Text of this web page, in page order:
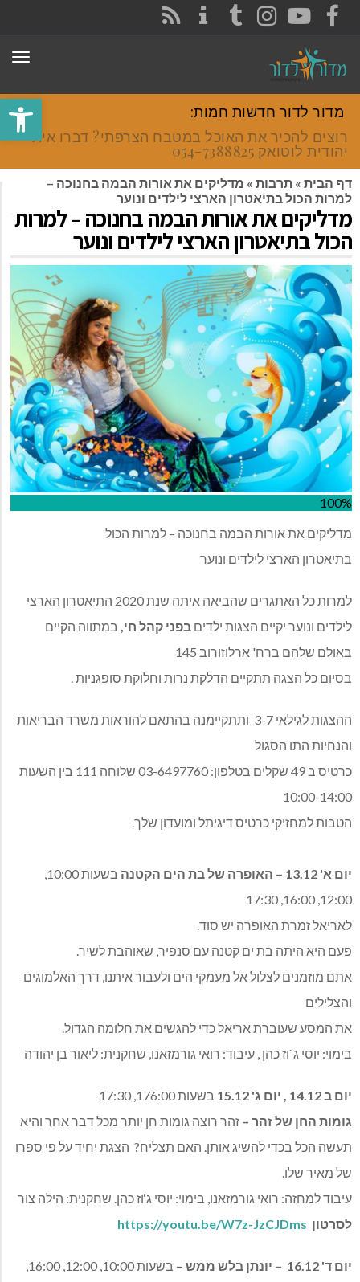
פתח
FACEBOOK
YOUTUBE
INSTAGRAM
TUMBLR
מדור לדור חדשות חמות:
רוצים להכיר את האוכל במטבח הצרפתי? דברו איתי
יהודית לוטואק 054-7388825.
דף הבית » תרבות » מדליקים את אורות הבמה בחנוכה –
למרות הכול בתיאטרון הארצי לילדים ונוער
מדליקים את אורות הבמה בחנוכה – למרות
הכול בתיאטרון הארצי לילדים ונוער
100%
מדליקים את אורות הבמה בחנוכה – למרות הכול
בתיאטרון הארצי לילדים ונוער
למרות כל האתגרים שהביאה איתה שנת 2020 התיאטרון הארצי
לילדים ונוער יקיים הצגות ילדים בפני קהל חי, במתווה הקיים
באולם שלהם ברח' ארלוזורוב 145
בסיום כל הצגה תתקיים הדלקת נרות וחלוקת סופגניות .
ההצגות לגילאי 3-7 ותתקיימנה בהתאם להוראות משרד הבריאות
והנחיות התו הסגול
כרטיס ב 49 שקלים בטלפון: 03-6497760 שלוחה 111 בין השעות
10:00-14:00
הטבות למחזיקי כרטיס דיגיתל ומועדון שלך.
יום א' 13.12 – האופרה של בת הים הקטנה
בשעות 10:00,
12:00, 16:00, 17:30
לאריאל זמרת האופרה יש סוד.
פעם היא היתה בת ים קטנה עם סנפיר, שאוהבת לשיר.
אתם מוזמנים לצלול אל מעמקי הים ולעבור איתנו, דרך האלמוגים
והצלילים
את המסע שעוברת אריאל כדי להגשים את חלומה הגדול.
בימוי: יוסי ג`וז כהן , עיבוד: רואי גורמזאנו, שחקנית: ליאור בן יהודה
יום ב 14.12 , יום ג' 15.12
בשעות 176:00, 17:30
גומות החן של זהר – זהר רוצה גומות חן יותר מכל דבר אחר והיא
תעשה הכל בכדי להשיג אותן. האם תצליח? הצגת יחיד על פי ספרו
של מאיר שלו.
עיבוד למחזה: רואי גורמזאנו, בימוי: יוסי ג‘וז כהן. שחקנית: הילה צור
לסרטון https://youtu.be/W7z-JzCJDms
יום ד' 16.12 – יונתן בלש ממש –
בשעות 10:00, 12:00, 16:00,